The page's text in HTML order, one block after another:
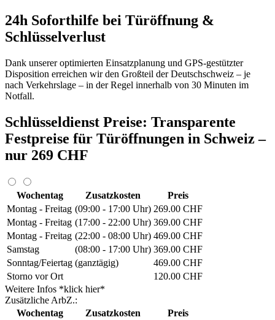
24h Soforthilfe bei Türöffnung &
Schlüsselverlust
Dank unserer optimierten Einsatzplanung und GPS-gestützter
Disposition erreichen wir den Großteil der Deutschschweiz – je
nach Verkehrslage – in der Regel innerhalb von 30 Minuten im
Notfall.
Schlüsseldienst Preise: Transparente
Festpreise für Türöffnungen in Schweiz –
nur 269 CHF
Wochentag Zusatzkosten
Preis
Montag - Freitag (09:00 - 17:00 Uhr) 269.00 CHF
Montag - Freitag (17:00 - 22:00 Uhr) 369.00 CHF
Montag - Freitag (22:00 - 08:00 Uhr) 469.00 CHF
Samstag
(08:00 - 17:00 Uhr) 369.00 CHF
Sonntag/Feiertag (ganztägig)
469.00 CHF
Storno vor Ort
120.00 CHF
Weitere Infos *klick hier*
Zusätzliche ArbZ.:
Wochentag
Zusatzkosten
Preis